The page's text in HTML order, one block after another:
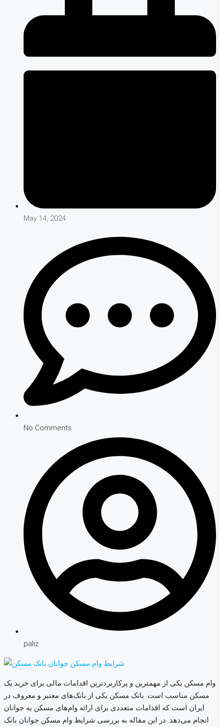
May 14, 2024
No Comments
paliz
وام مسکن یکی از مهمترین و پرکاربردترین اقدامات مالی برای خرید یک
مسکن مناسب است. بانک مسکن یکی از بانک‌های معتبر و معروف در
ایران است که اقدامات متعددی برای ارائه وام‌های مسکن به جوانان
انجام می‌دهد. در این مقاله به بررسی شرایط وام مسکن جوانان بانک